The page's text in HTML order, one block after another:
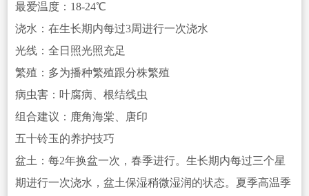
最爱温度：18-24℃
浇水：在生长期内每过3周进行一次浇水
光线：全日照光照充足
繁殖：多为播种繁殖跟分株繁殖
病虫害：叶腐病、根结线虫
组合建议：鹿角海棠、唐印
五十铃玉的养护技巧
盆土：每2年换盆一次，春季进行。生长期内每过三个星
期进行一次浇水 ，盆土保湿稍微湿润的状态。夏季高温季